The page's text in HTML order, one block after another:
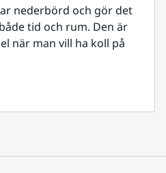
nederbörd och gör det
tid och rum. Den är
när man vill ha koll på